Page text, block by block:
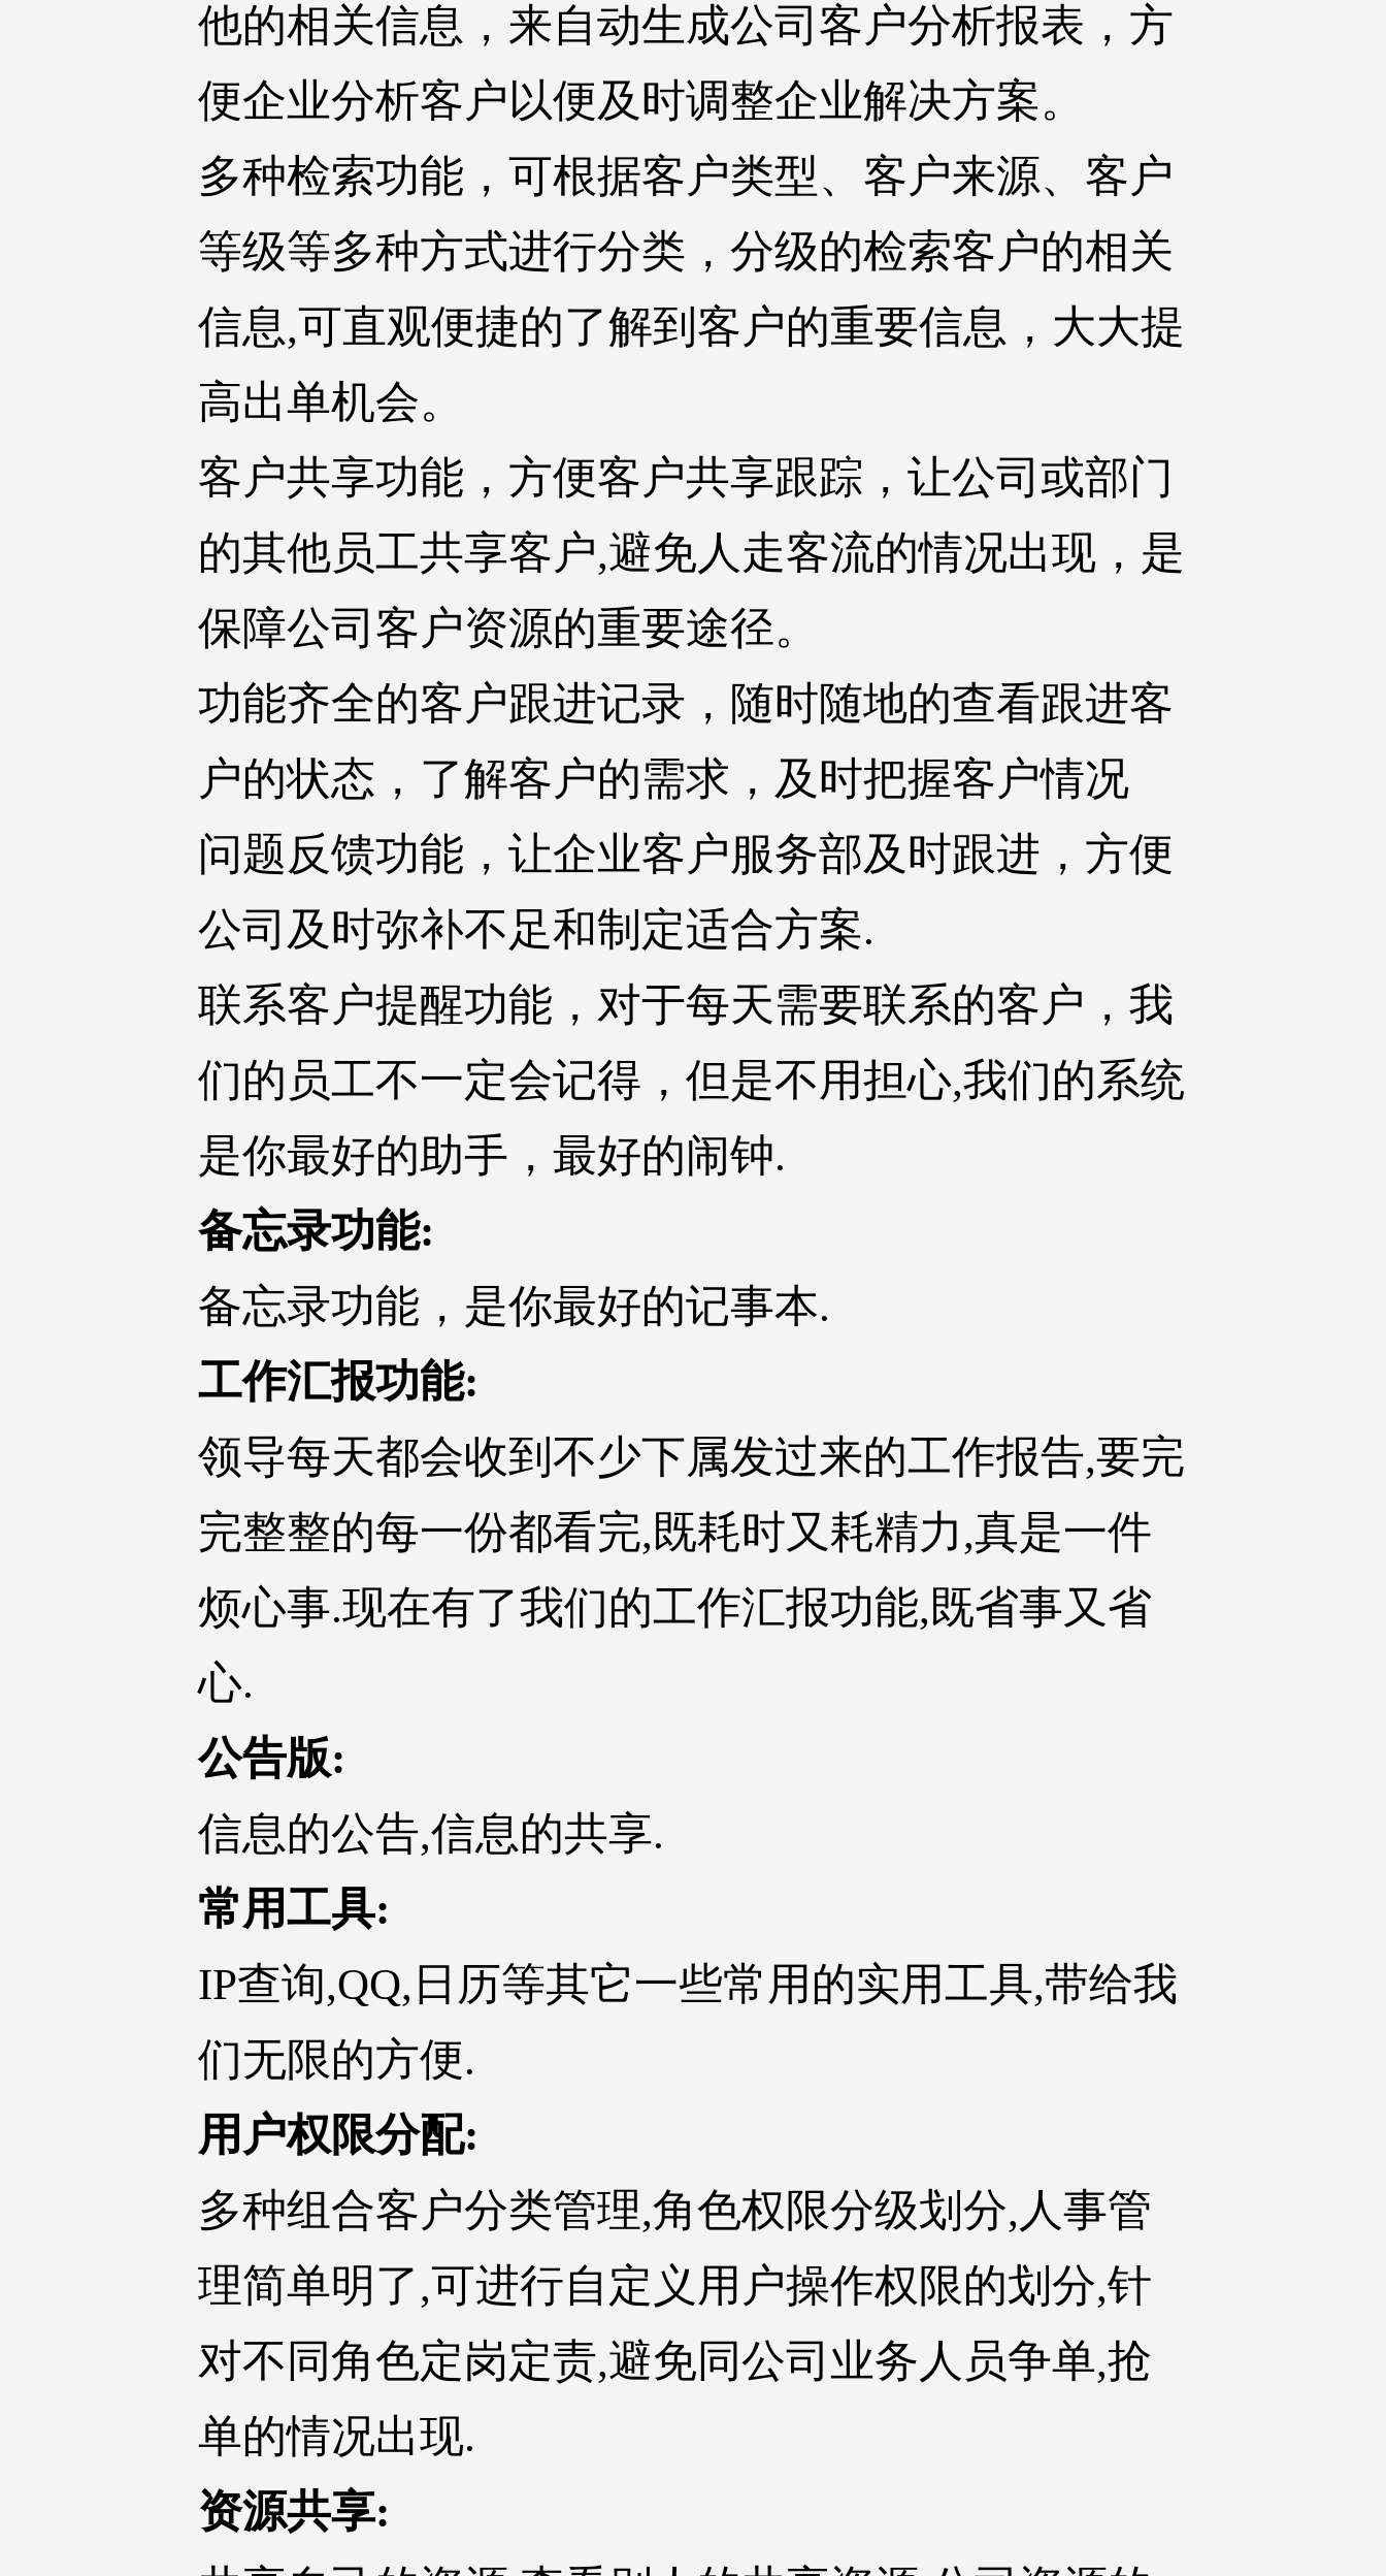
他的相关信息，来自动生成公司客户分析报表，方
便企业分析客户以便及时调整企业解决方案。
多种检索功能，可根据客户类型、客户来源、客户
等级等多种方式进行分类，分级的检索客户的相关
信息,可直观便捷的了解到客户的重要信息，大大提
高出单机会。
客户共享功能，方便客户共享跟踪，让公司或部门
的其他员工共享客户,避免人走客流的情况出现，是
保障公司客户资源的重要途径。
功能齐全的客户跟进记录，随时随地的查看跟进客
户的状态，了解客户的需求，及时把握客户情况
问题反馈功能，让企业客户服务部及时跟进，方便
公司及时弥补不足和制定适合方案.
联系客户提醒功能，对于每天需要联系的客户，我
们的员工不一定会记得，但是不用担心,我们的系统
是你最好的助手，最好的闹钟.
备忘录功能:
备忘录功能，是你最好的记事本.
工作汇报功能:
领导每天都会收到不少下属发过来的工作报告,要完
完整整的每一份都看完,既耗时又耗精力,真是一件
烦心事.现在有了我们的工作汇报功能,既省事又省
心.
公告版:
信息的公告,信息的共享.
常用工具:
IP查询,QQ,日历等其它一些常用的实用工具,带给我
们无限的方便.
用户权限分配:
多种组合客户分类管理,角色权限分级划分,人事管
理简单明了,可进行自定义用户操作权限的划分,针
对不同角色定岗定责,避免同公司业务人员争单,抢
单的情况出现.
资源共享: